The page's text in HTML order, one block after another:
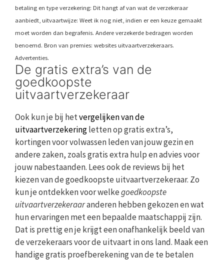
betaling en type verzekering: Dit hangt af van wat de verzekeraar
aanbiedt, uitvaartwijze: Weet ik nog niet, indien er een keuze gemaakt
moet worden dan begrafenis. Andere verzekerde bedragen worden
benoemd. Bron van premies: websites uitvaartverzekeraars.
Advertenties.
De gratis extra’s van de
goedkoopste
uitvaartverzekeraar
Ook kun je bij hetvergelijken van de
uitvaartverzekeringletten op gratis extra’s,
kortingen voor volwassen leden van jouw gezin en
andere zaken, zoals gratis extra hulp en advies voor
jouw nabestaanden. Lees ook de reviews bij het
kiezen van de goedkoopste uitvaartverzekeraar. Zo
kun je ontdekken voor welkegoedkoopste
uitvaartverzekeraaranderen hebben gekozen en wat
hun ervaringen met een bepaalde maatschappij zijn.
Dat is prettig en je krijgt een onafhankelijk beeld van
de verzekeraars voor de uitvaart in ons land. Maak een
handige gratis proefberekening van de te betalen